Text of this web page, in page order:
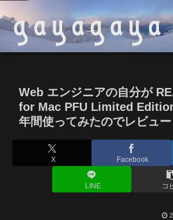
Web エンジニアの自分が
for Mac PFU Limited
年間使ってみたのでレビュ
X Facebook
LINE コ